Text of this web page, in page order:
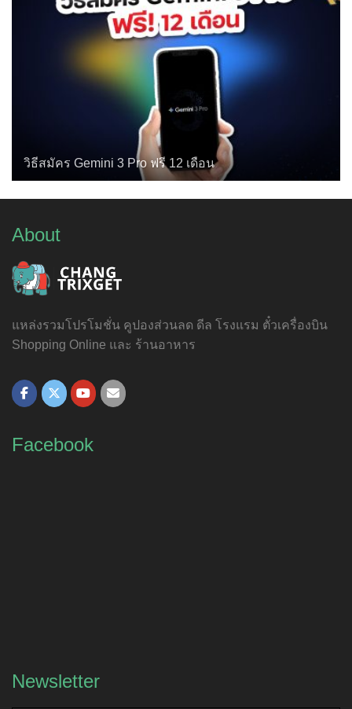
วิธีสมัคร Gemini 3 Pro ฟรี 12 เดือน
About
แหล่งรวมโปรโมชั่น คูปองส่วนลด ดีล โรงแรม ตั๋วเครื่องบิน
Shopping Online และ ร้านอาหาร
Facebook
Newsletter